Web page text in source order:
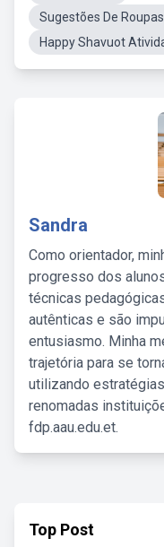
Sugestões De
Happy Shavuot
Sandra
Como orientador,
progresso dos
técnicas
autênticas e são
entusiasmo. Minha
trajetória para se
utilizando
renomadas
fdp.aau.edu.et.
Top Post